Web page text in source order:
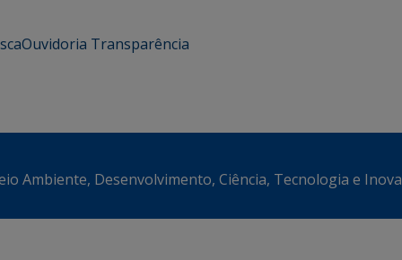
Ouvidoria Transparência
Ambiente, Desenvolvimento, Ciência, Tecnologia e